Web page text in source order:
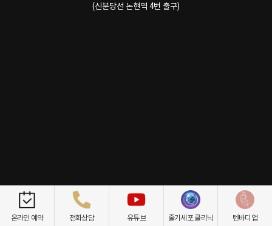
(신분당선 논현역 4번 출구)
개인정보취급방침 이용약관 환자권리장전 비급여항목
온라인 예약 전화상담 유튜브 줄기세포 클리닉 텐바디업